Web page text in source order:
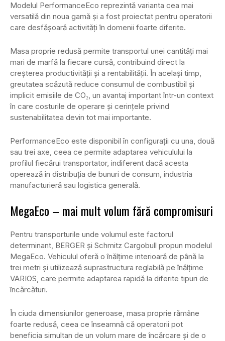
Modelul PerformanceEco reprezintă varianta cea mai
versatilă din noua gamă și a fost proiectat pentru operatorii
care desfășoară activități în domenii foarte diferite.
Masa proprie redusă permite transportul unei cantități mai
mari de marfă la fiecare cursă, contribuind direct la
creșterea productivității și a rentabilității. În același timp,
greutatea scăzută reduce consumul de combustibil și
implicit emisiile de CO₂, un avantaj important într-un context
în care costurile de operare și cerințele privind
sustenabilitatea devin tot mai importante.
PerformanceEco este disponibil în configurații cu una, două
sau trei axe, ceea ce permite adaptarea vehiculului la
profilul fiecărui transportator, indiferent dacă acesta
operează în distribuția de bunuri de consum, industria
manufacturieră sau logistica generală.
MegaEco – mai mult volum fără compromisuri
Pentru transporturile unde volumul este factorul
determinant, BERGER și Schmitz Cargobull propun modelul
MegaEco. Vehiculul oferă o înălțime interioară de până la
trei metri și utilizează suprastructura reglabilă pe înălțime
VARIOS, care permite adaptarea rapidă la diferite tipuri de
încărcături.
În ciuda dimensiunilor generoase, masa proprie rămâne
foarte redusă, ceea ce înseamnă că operatorii pot
beneficia simultan de un volum mare de încărcare și de o